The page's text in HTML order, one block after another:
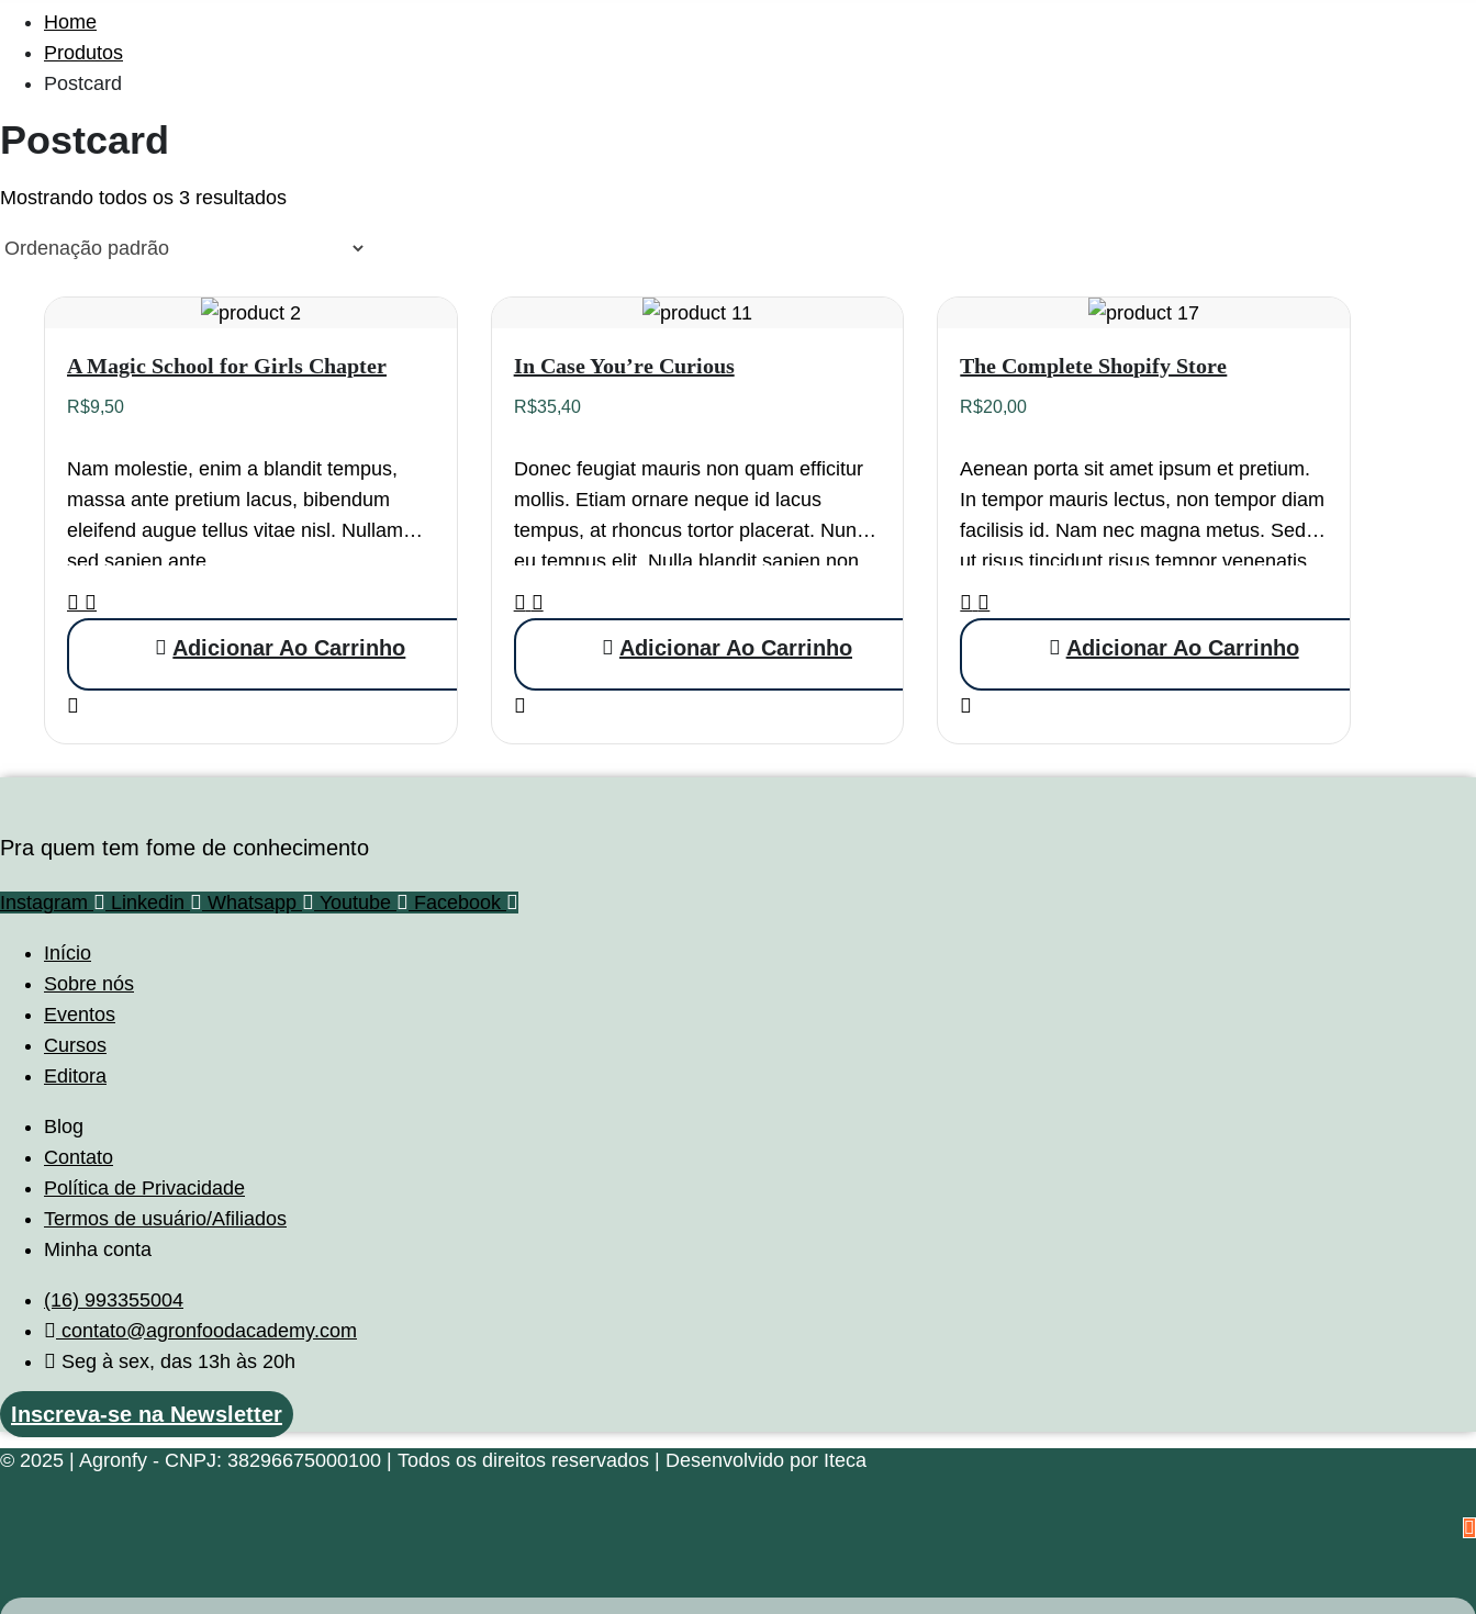
Home
Produtos
Postcard
Postcard
Mostrando todos os 3 resultados
A Magic School for Girls Chapter
R$9,50
Nam molestie, enim a blandit tempus,
massa ante pretium lacus, bibendum
eleifend augue tellus vitae nisl. Nullam
sed sapien ante.
Adicionar Ao Carrinho
In Case You’re Curious
R$35,40
Donec feugiat mauris non quam efficitur
mollis. Etiam ornare neque id lacus
tempus, at rhoncus tortor placerat. Nunc
eu tempus elit. Nulla blandit sapien non
dictum dictum.
Adicionar Ao Carrinho
The Complete Shopify Store
R$20,00
Aenean porta sit amet ipsum et pretium.
In tempor mauris lectus, non tempor diam
facilisis id. Nam nec magna metus. Sed
ut risus tincidunt risus tempor venenatis.
Proin imperdiet…
Adicionar Ao Carrinho
Pra quem tem fome de conhecimento
Instagram Linkedin Whatsapp Youtube Facebook
Início
Sobre nós
Eventos
Cursos
Editora
Blog
Contato
Política de Privacidade
Termos de usuário/Afiliados
Minha conta
(16) 993355004
contato@agronfoodacademy.com
Seg à sex, das 13h às 20h
Inscreva-se na Newsletter
© 2025 | Agronfy - CNPJ: 38296675000100 | Todos os direitos reservados | Desenvolvido por Iteca